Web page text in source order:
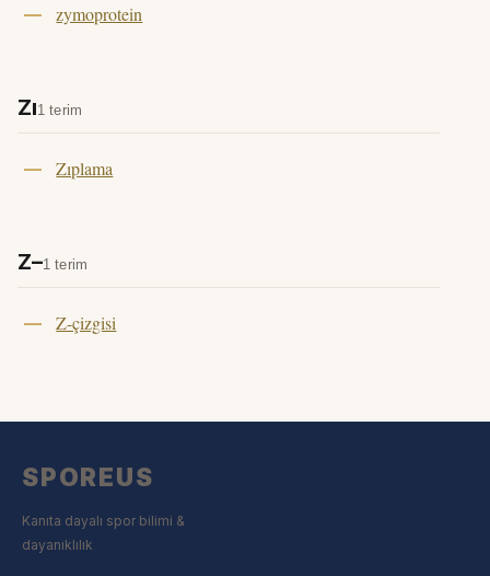
zymoprotein
Zı1 terim
Zıplama
Z–1 terim
Z-çizgisi
SPOREUS
Kanıta dayalı spor bilimi &
dayanıklılık